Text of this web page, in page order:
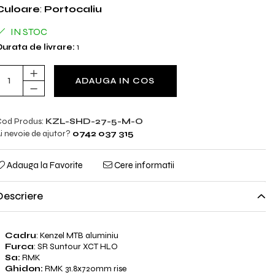
: Portocaliu
IN STOC
de livrare: 1
ADAUGA IN COS
Produs: KZL-SHD-27-5-M-O
nevoie de ajutor? 0742 037 315
Adauga la Favorite Cere informatii
Cadru: Kenzel MTB aluminiu
Furca: SR Suntour XCT HLO
Sa: RMK
Ghidon: RMK 31.8x720mm rise